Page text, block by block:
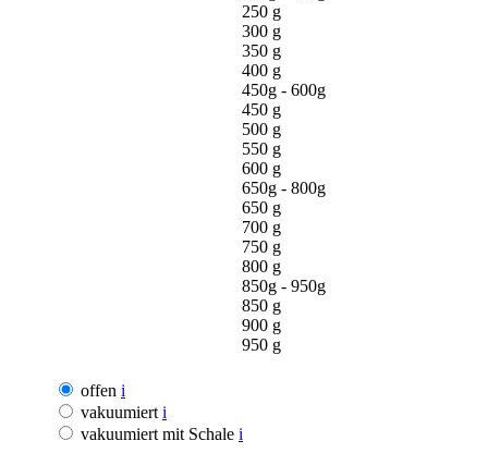
250 g
300 g
350 g
400 g
450g - 600g
450 g
500 g
550 g
600 g
650g - 800g
650 g
700 g
750 g
800 g
850g - 950g
850 g
900 g
950 g
offen i
vakuumiert i
vakuumiert mit Schale i